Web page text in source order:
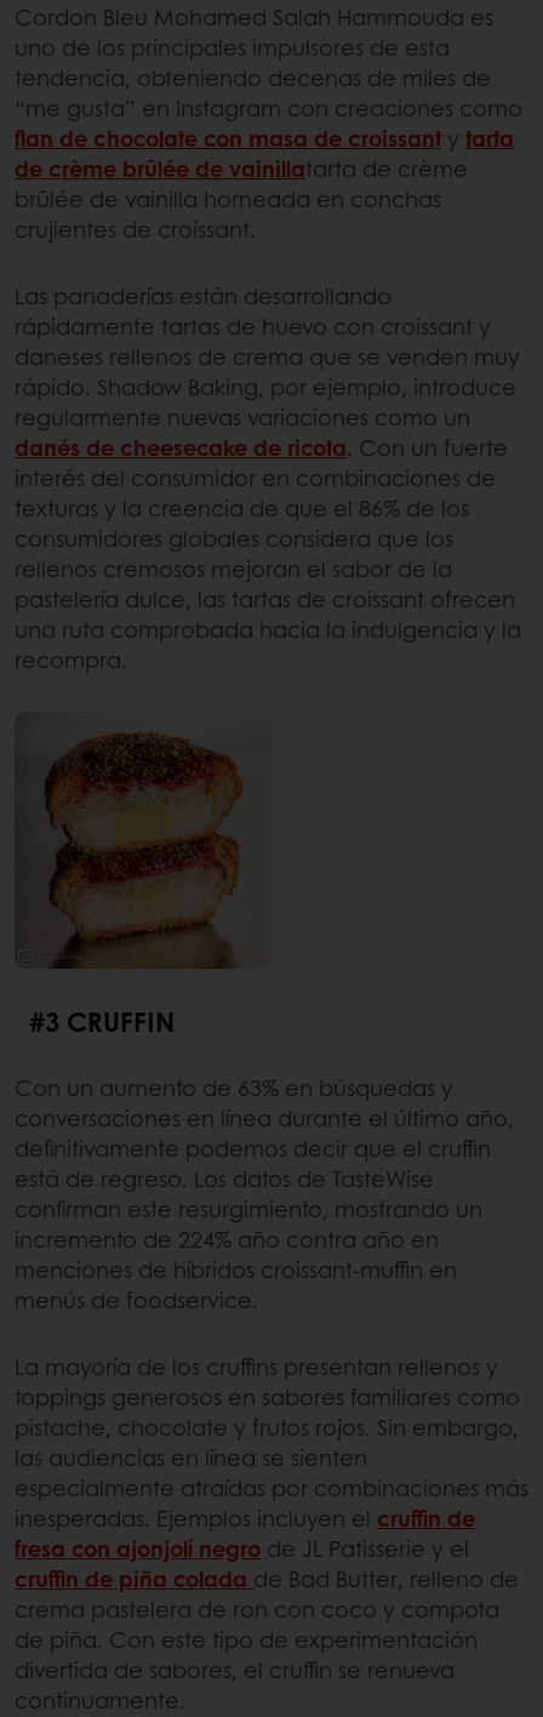
Cordon Bleu Mohamed Salah Hammouda es
uno de los principales impulsores de esta
tendencia, obteniendo decenas de miles de
“me gusta” en Instagram con creaciones como
flan de chocolate con masa de croissant y tarta
de crème brûlée de vainillatarta de crème
brûlée de vainilla horneada en conchas
crujientes de croissant.
Las panaderías están desarrollando
rápidamente tartas de huevo con croissant y
daneses rellenos de crema que se venden muy
rápido. Shadow Baking, por ejemplo, introduce
regularmente nuevas variaciones como un
danés de cheesecake de ricota. Con un fuerte
interés del consumidor en combinaciones de
texturas y la creencia de que el 86% de los
consumidores globales considera que los
rellenos cremosos mejoran el sabor de la
pastelería dulce, las tartas de croissant ofrecen
una ruta comprobada hacia la indulgencia y la
recompra.
#3 CRUFFIN
Con un aumento de 63% en búsquedas y
conversaciones en línea durante el último año,
definitivamente podemos decir que el cruffin
está de regreso. Los datos de TasteWise
confirman este resurgimiento, mostrando un
incremento de 224% año contra año en
menciones de híbridos croissant-muffin en
menús de foodservice.
La mayoría de los cruffins presentan rellenos y
toppings generosos en sabores familiares como
pistache, chocolate y frutos rojos. Sin embargo,
las audiencias en línea se sienten
especialmente atraídas por combinaciones más
inesperadas. Ejemplos incluyen el cruffin de
fresa con ajonjolí negro de JL Patisserie y el
cruffin de piña colada de Bad Butter, relleno de
crema pastelera de ron con coco y compota
de piña. Con este tipo de experimentación
divertida de sabores, el cruffin se renueva
continuamente.